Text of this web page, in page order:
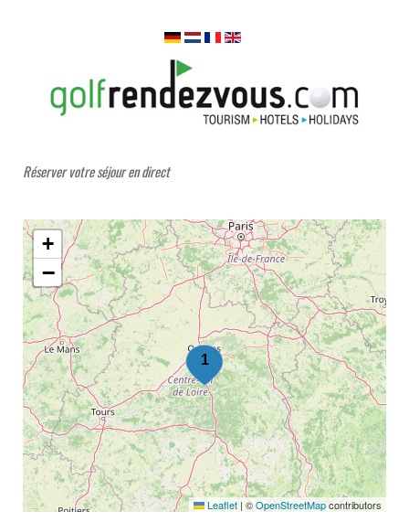
Réserver votre séjour en direct
+
−
Leaflet | ©OpenStreetMapcontributors